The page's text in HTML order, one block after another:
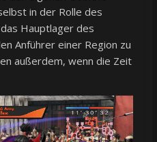
in der Rolle des
Hauptlager des
Anführer einer Region zu
außerdem, wenn die Zeit